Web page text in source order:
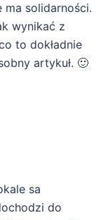
ma solidarności.
wynikać z
to dokładnie
artykuł. 🙂
sa
do